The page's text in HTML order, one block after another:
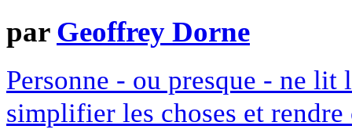
par Geoffrey Dorne
Personne - ou presque - ne
simplifier les choses et